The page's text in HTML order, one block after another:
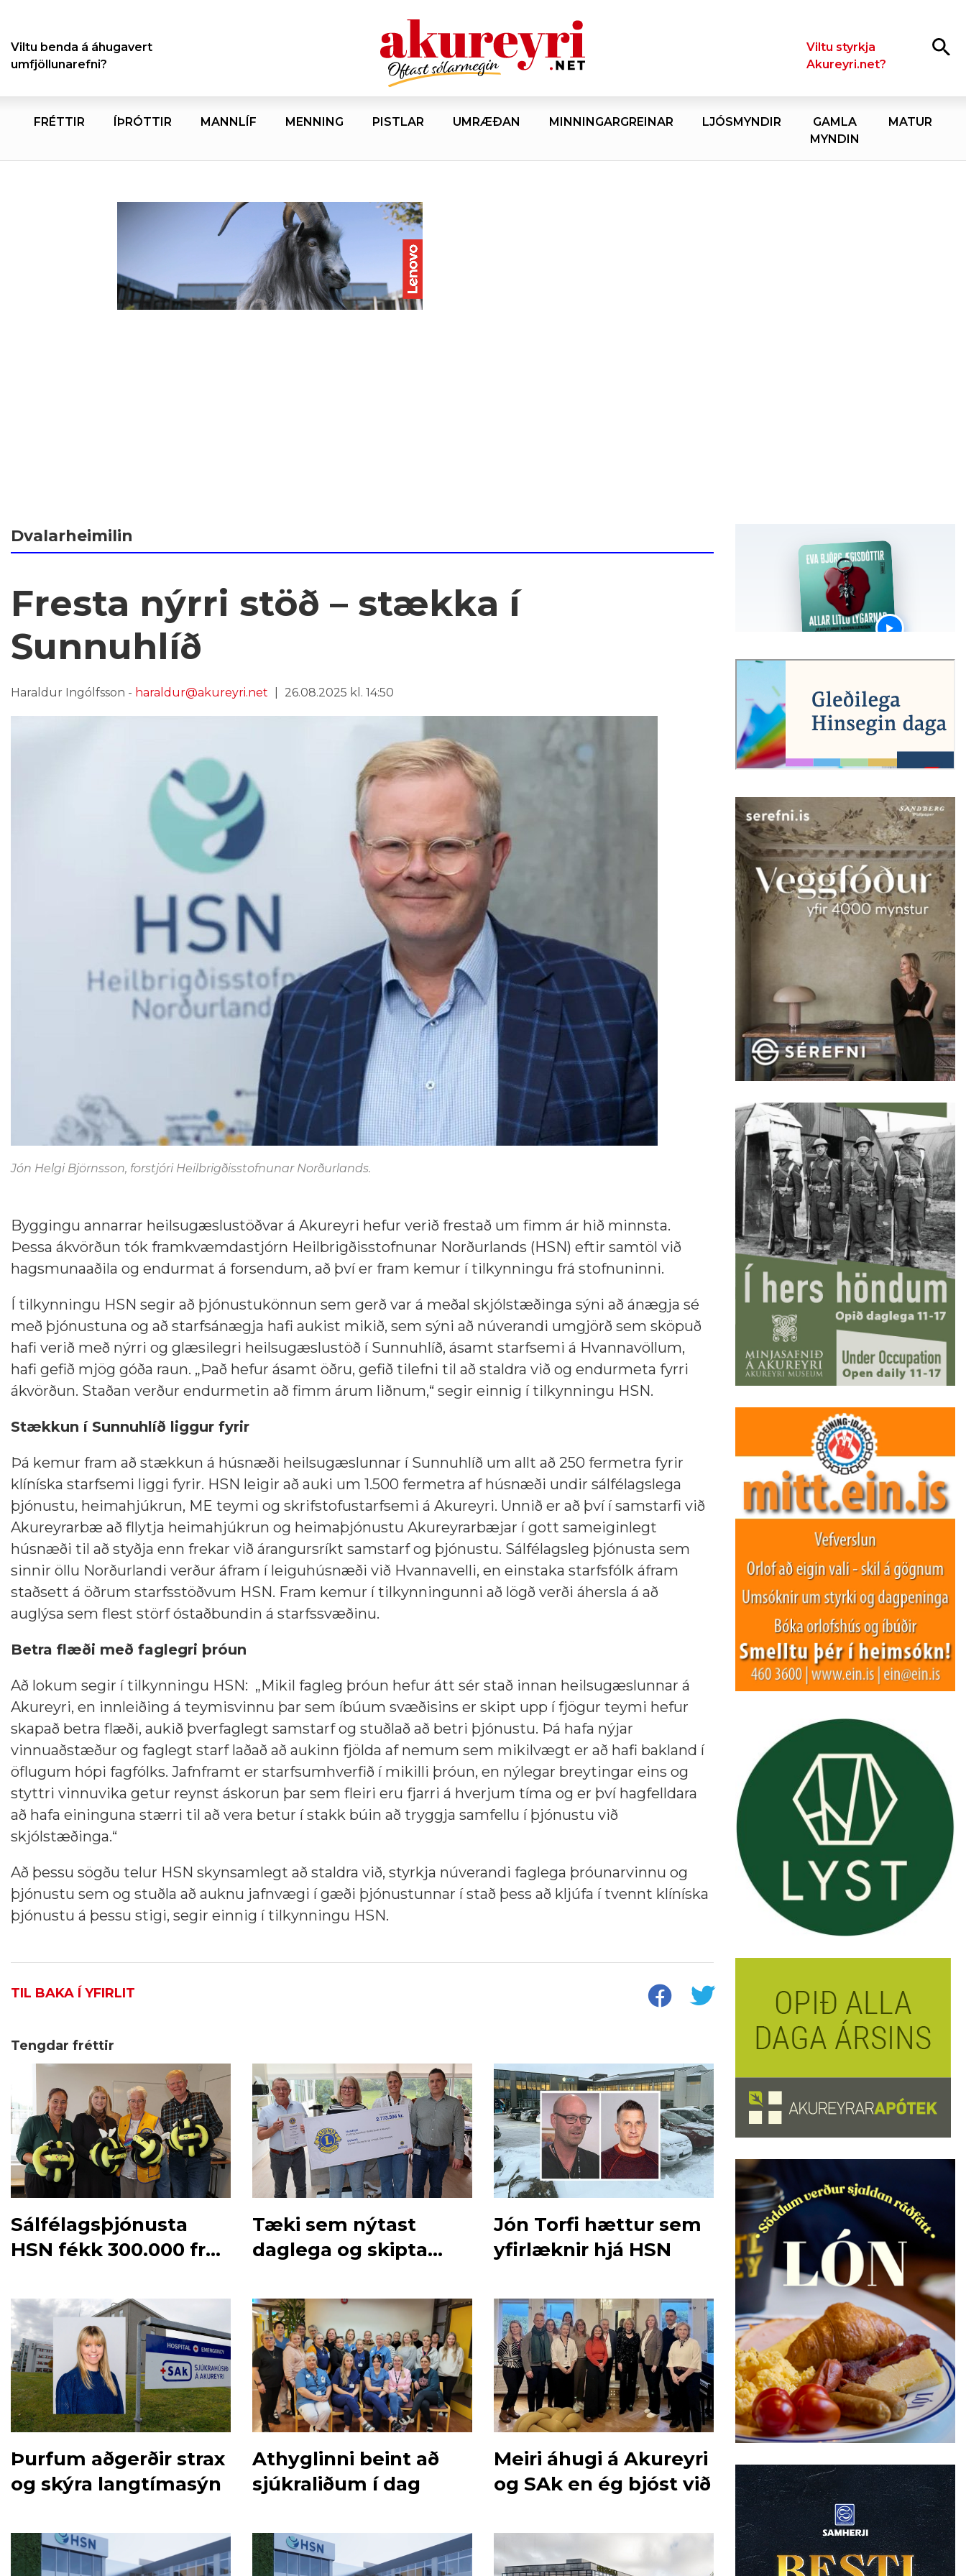
Leita
Viltu benda á áhugavert
umfjöllunarefni?
Viltu styrkja
Akureyri.net?
FRÉTTIR ÍÞRÓTTIR MANNLÍF MENNING PISTLAR UMRÆÐAN MINNINGARGREINAR LJÓSMYNDIR
GAMLA
MYNDIN
MATUR
Dvalarheimilin
Fresta nýrri stöð – stækka í
Sunnuhlíð
Haraldur Ingólfsson - haraldur@akureyri.net 26.08.2025 kl. 14:50
Jón Helgi Björnsson, forstjóri Heilbrigðisstofnunar Norðurlands.
Byggingu annarrar heilsugæslustöðvar á Akureyri hefur verið frestað um fimm ár hið minnsta.
Þessa ákvörðun tók framkvæmdastjórn Heilbrigðisstofnunar Norðurlands (HSN) eftir samtöl við
hagsmunaaðila og endurmat á forsendum, að því er fram kemur í tilkynningu frá stofnuninni.
Í tilkynningu HSN segir að þjónustukönnun sem gerð var á meðal skjólstæðinga sýni að ánægja sé
með þjónustuna og að starfsánægja hafi aukist mikið, sem sýni að núverandi umgjörð sem sköpuð
hafi verið með nýrri og glæsilegri heilsugæslustöð í Sunnuhlíð, ásamt starfsemi á Hvannavöllum,
hafi gefið mjög góða raun. „Það hefur ásamt öðru, gefið tilefni til að staldra við og endurmeta fyrri
ákvörðun. Staðan verður endurmetin að fimm árum liðnum,“ segir einnig í tilkynningu HSN.
Stækkun í Sunnuhlíð liggur fyrir
Þá kemur fram að stækkun á húsnæði heilsugæslunnar í Sunnuhlíð um allt að 250 fermetra fyrir
klíníska starfsemi liggi fyrir. HSN leigir að auki um 1.500 fermetra af húsnæði undir sálfélagslega
þjónustu, heimahjúkrun, ME teymi og skrifstofustarfsemi á Akureyri. Unnið er að því í samstarfi við
Akureyrarbæ að fllytja heimahjúkrun og heimaþjónustu Akureyrarbæjar í gott sameiginlegt
húsnæði til að styðja enn frekar við árangursríkt samstarf og þjónustu. Sálfélagsleg þjónusta sem
sinnir öllu Norðurlandi verður áfram í leiguhúsnæði við Hvannavelli, en einstaka starfsfólk áfram
staðsett á öðrum starfsstöðvum HSN. Fram kemur í tilkynningunni að lögð verði áhersla á að
auglýsa sem flest störf óstaðbundin á starfssvæðinu.
Betra flæði með faglegri þróun
Að lokum segir í tilkynningu HSN: „Mikil fagleg þróun hefur átt sér stað innan heilsugæslunnar á
Akureyri, en innleiðing á teymisvinnu þar sem íbúum svæðisins er skipt upp í fjögur teymi hefur
skapað betra flæði, aukið þverfaglegt samstarf og stuðlað að betri þjónustu. Þá hafa nýjar
vinnuaðstæður og faglegt starf laðað að aukinn fjölda af nemum sem mikilvægt er að hafi bakland í
öflugum hópi fagfólks. Jafnframt er starfsumhverfið í mikilli þróun, en nýlegar breytingar eins og
styttri vinnuvika getur reynst áskorun þar sem fleiri eru fjarri á hverjum tíma og er því hagfelldara
að hafa eininguna stærri til að vera betur í stakk búin að tryggja samfellu í þjónustu við
skjólstæðinga.“
Að þessu sögðu telur HSN skynsamlegt að staldra við, styrkja núverandi faglega þróunarvinnu og
þjónustu sem og stuðla að auknu jafnvægi í gæði þjónustunnar í stað þess að kljúfa í tvennt klíníska
þjónustu á þessu stigi, segir einnig í tilkynningu HSN.
TIL BAKA Í YFIRLIT
Tengdar fréttir
Sálfélagsþjónusta
HSN fékk 300.000 frá
Tæki sem nýtast
daglega og skipta
Jón Torfi hættur sem
yfirlæknir hjá HSN
Þurfum aðgerðir strax
og skýra langtímasýn
Athyglinni beint að
sjúkraliðum í dag
Meiri áhugi á Akureyri
og SAk en ég bjóst við